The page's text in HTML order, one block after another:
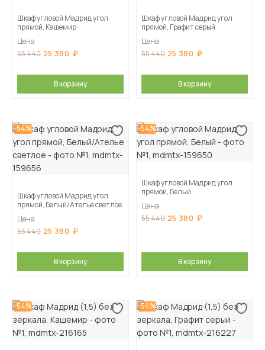
Шкаф угловой Мадрид угол
прямой, Кашемир
Цена
55 440 25 380
В корзину
Шкаф угловой Мадрид угол
прямой, Графит серый
Цена
55 440 25 380
В корзину
-54%
Шкаф угловой Мадрид угол
прямой, Белый/Ателье светлое
Цена
55 440 25 380
В корзину
-54%
Шкаф угловой Мадрид угол
прямой, Белый
Цена
55 440 25 380
В корзину
-54% -54%